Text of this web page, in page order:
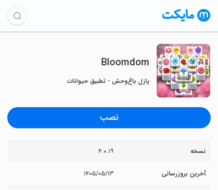
Bloomdom
پازل باغ‌وحش - تطبیق حیوانات
نصب
نسخه ۴.۰.۱۹
آخرین بروزرسانی ۱۴۰۵/۰۵/۱۳